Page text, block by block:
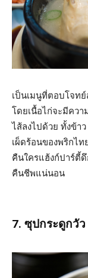
เป็นเมนูที่ตอบโจท
โดยเนื้อไก่จะมีคว
ไส้ลงไปด้วย ทั้งข้า
เผ็ดร้อนของพริกไ
คืนใครแฮ้งก์ปาร์ตี้
คืนชีพแน่นอน
7. ซุปกระดูกวัว